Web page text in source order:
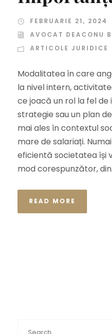
FEBRUARIE 21, 2024
AVOCAT DEACONU
ARTICOLE JURIDICE
Modalitatea în care
la nivel intern,
ce joacă un rol la fel
strategie sau un plan
mai ales în contextul
mare de salariați.
eficientă societatea își
mod corespunzător,
READ MORE